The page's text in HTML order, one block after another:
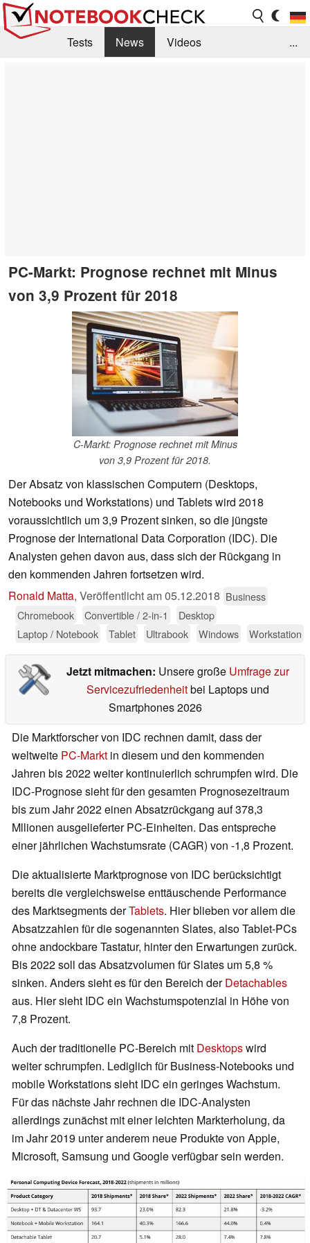
Tests News
Videos
...
PC-Markt: Prognose rechnet mit Minus
von 3,9 Prozent für 2018
C-Markt: Prognose rechnet mit Minus
von 3,9 Prozent für 2018.
Der Absatz von klassischen Computern (Desktops,
Notebooks und Workstations) und Tablets wird 2018
voraussichtlich um 3,9 Prozent sinken, so die jüngste
Prognose der International Data Corporation (IDC). Die
Analysten gehen davon aus, dass sich der Rückgang in
den kommenden Jahren fortsetzen wird.
Ronald Matta, Veröffentlicht am05.12.2018 Business
Chromebook
Convertible / 2-in-1
Desktop
Laptop / Notebook
Tablet Ultrabook Windows Workstation
Jetzt mitmachen: Unsere große Umfrage zur
Servicezufriedenheitbei Laptops und
Smartphones 2026
Die Marktforscher von IDC rechnen damit, dass der
weltweite PC-Markt in diesem und den kommenden
Jahren bis 2022 weiter kontinuierlich schrumpfen wird. Die
IDC-Prognose sieht für den gesamten Prognosezeitraum
bis zum Jahr 2022 einen Absatzrückgang auf 378,3
Mllionen ausgelieferter PC-Einheiten. Das entspreche
einer jährlichen Wachstumsrate (CAGR) von -1,8 Prozent.
Die aktualisierte Marktprognose von IDC berücksichtigt
bereits die vergleichsweise enttäuschende Performance
des Marktsegments derTablets. Hier blieben vor allem die
Absatzzahlen für die sogenannten Slates, also Tablet-PCs
ohne andockbare Tastatur, hinter den Erwartungen zurück.
Bis 2022 soll das Absatzvolumen für Slates um 5,8 %
sinken. Anders sieht es für den Bereich derDetachables
aus. Hier sieht IDC ein Wachstumspotenzial in Höhe von
7,8 Prozent.
Auch der traditionelle PC-Bereich mit Desktopswird
weiter schrumpfen. Lediglich für Business-Notebooks und
mobile Workstations sieht IDC ein geringes Wachstum.
Für das nächste Jahr rechnen die IDC-Analysten
allerdings zunächst mit einer leichten Markterholung, da
im Jahr 2019 unter anderem neue Produkte von Apple,
Microsoft, Samsung und Google verfügbar sein werden.